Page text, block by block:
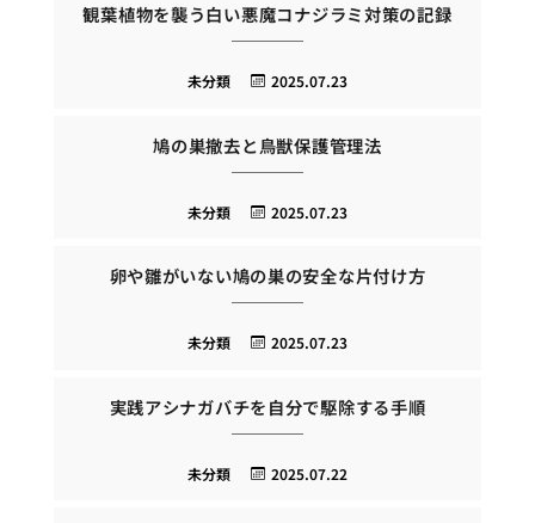
観葉植物を襲う白い悪魔コナジラミ対策の記録
2025.07.23
未分類
鳩の巣撤去と鳥獣保護管理法
2025.07.23
未分類
卵や雛がいない鳩の巣の安全な片付け方
2025.07.23
未分類
実践アシナガバチを自分で駆除する手順
2025.07.22
未分類